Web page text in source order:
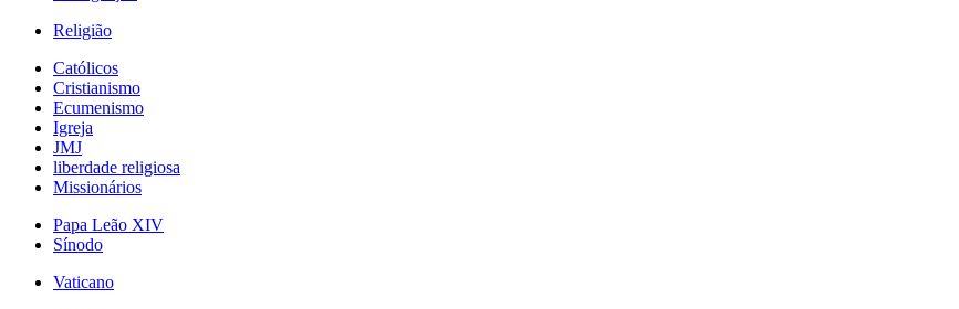
Religião
Católicos
Cristianismo
Ecumenismo
Igreja
JMJ
liberdade religiosa
Missionários
Papa Leão XIV
Sínodo
Vaticano